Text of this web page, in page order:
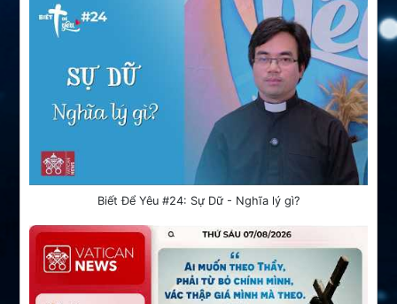
Biết Để Yêu #24: Sự Dữ - Nghĩa lý gì?